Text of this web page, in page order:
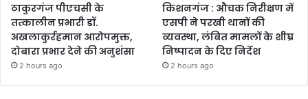
ठाकुरगंज पीएचसी के
तत्कालीन प्रभारी डॉ.
अखलाकुर्रहमान आरोपमुक्त,
दोबारा प्रभार देने की अनुशंसा
2 hours ago
किशनगंज : औचक निरीक्षण में
एसपी ने परखी थानों की
व्यवस्था, लंबित मामलों के शीघ्र
निष्पादन के दिए निर्देश
2 hours ago